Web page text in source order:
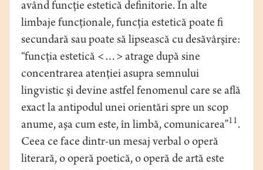
având funcţie estetică definitorie. În alte
limbaje funcţionale, funcţia estetică poate fi
secundară sau poate să lipsească cu desăvârşire:
“funcţia estetică <…> atrage după sine
concentrarea atenţiei asupra semnului
lingvistic şi devine astfel fenomenul care se află
exact la antipodul unei orientări spre un scop
anume, aşa cum este, în limbă, comunicarea”11.
Ceea ce face dintr-un mesaj verbal o operă
literară, o operă poetică, o operă de artă este